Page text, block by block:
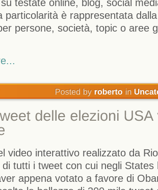
testate online, blog, social
particolarità è rappresentata
persone, società, topic o aree
video interattivo realizzato da
tutti i tweet con cui negli States
appena votato a favore di